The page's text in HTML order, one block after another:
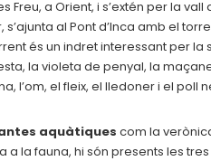
a Orient, i s’extén per la
al Pont d’Inca amb el
és un indret interessant per la
la violeta de penyal, la
l’om, el fleix, el lledoner i el poll
aquàtiques com la
la fauna, hi són presents les